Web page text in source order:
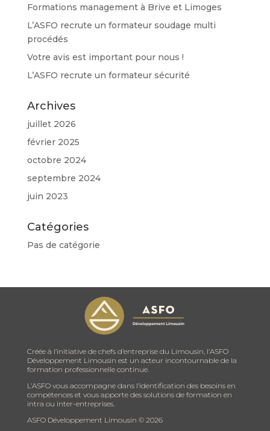
Formations management à Brive et Limoges
L’ASFO recrute un formateur soudage multi
procédés
Votre avis est important pour nous !
L’ASFO recrute un formateur sécurité
Archives
juillet 2026
février 2025
octobre 2024
septembre 2024
juin 2023
Catégories
Pas de catégorie
Créée à l’initiative de chefs d’entreprise du Limousin, l’ASFO
Développement Limousin est un acteur incontournable de la
formation professionnelle continue.
L’ASFO vous accompagne dans l’identification des besoins en
compétences et vous apporte des solutions de formation en
intra ou inter-entreprises.
ASFO Développement Limousin © 2026